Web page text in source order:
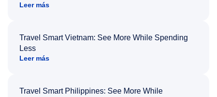
Leer más
Travel Smart Vietnam: See More While Spending
Less
Leer más
Travel Smart Philippines: See More While